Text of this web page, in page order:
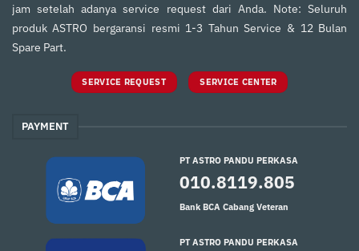
jam setelah adanya service request dari Anda. Note: Seluruh
produk ASTRO bergaransi resmi 1-3 Tahun Service & 12 Bulan
Spare Part.
SERVICE REQUEST SERVICE CENTER
PAYMENT
PT ASTRO PANDU PERKASA
010.8119.805
Bank BCA Cabang Veteran
PT ASTRO PANDU PERKASA